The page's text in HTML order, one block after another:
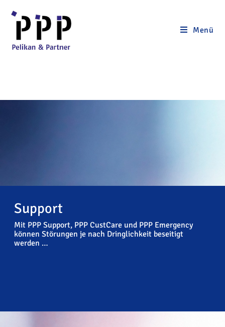
Menü
Support
Mit PPP Support, PPP CustCare und PPP Emergency
können Störungen je nach Dringlichkeit beseitigt
werden …